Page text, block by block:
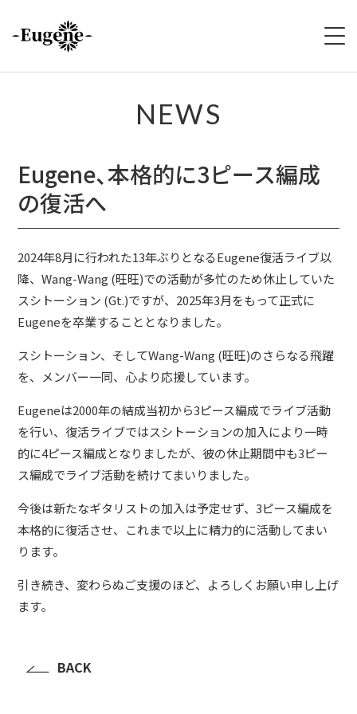
LIVE
DISCOGRAPHY
MERCH
NEWS
Eugene、本格的に3ピース編成
の復活へ
2024年8月に行われた13年ぶりとなるEugene復活ライブ以
降、Wang-Wang (旺旺)での活動が多忙のため休止していた
スシトーション (Gt.)ですが、2025年3月をもって正式に
Eugeneを卒業することとなりました。
スシトーション、そしてWang-Wang (旺旺)のさらなる飛躍
を、メンバー一同、心より応援しています。
Eugeneは2000年の結成当初から3ピース編成でライブ活動
を行い、復活ライブではスシトーションの加入により一時
的に4ピース編成となりましたが、彼の休止期間中も3ピー
ス編成でライブ活動を続けてまいりました。
今後は新たなギタリストの加入は予定せず、3ピース編成を
本格的に復活させ、これまで以上に精力的に活動してまい
ります。
引き続き、変わらぬご支援のほど、よろしくお願い申し上げ
ます。
BACK